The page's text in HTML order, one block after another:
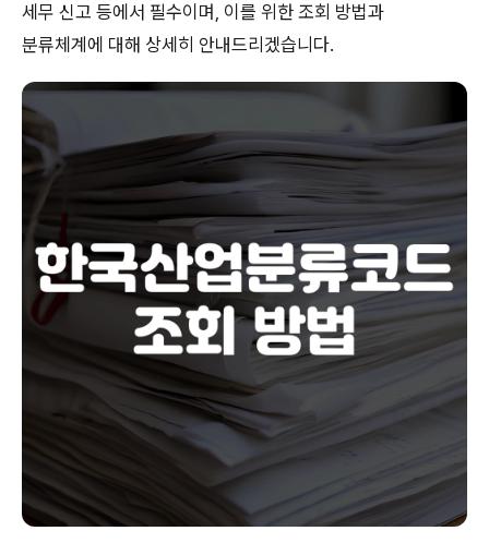
세무 신고 등에서 필수이며, 이를 위한 조회 방법과
분류체계에 대해 상세히 안내드리겠습니다.